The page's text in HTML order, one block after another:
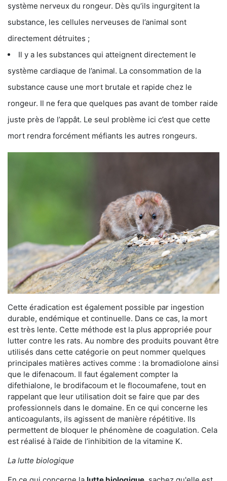
système nerveux du rongeur. Dès qu’ils ingurgitent la
substance, les cellules nerveuses de l’animal sont
directement détruites ;
Il y a les substances qui atteignent directement le
système cardiaque de l’animal. La consommation de la
substance cause une mort brutale et rapide chez le
rongeur. Il ne fera que quelques pas avant de tomber raide
juste près de l’appât. Le seul problème ici c’est que cette
mort rendra forcément méfiants les autres rongeurs.
Cette éradication est également possible par ingestion
durable, endémique et continuelle. Dans ce cas, la mort
est très lente. Cette méthode est la plus appropriée pour
lutter contre les rats. Au nombre des produits pouvant être
utilisés dans cette catégorie on peut nommer quelques
principales matières actives comme : la bromadiolone ainsi
que le difenacoum. Il faut également compter la
difethialone, le brodifacoum et le flocoumafene, tout en
rappelant que leur utilisation doit se faire que par des
professionnels dans le domaine. En ce qui concerne les
anticoagulants, ils agissent de manière répétitive. Ils
permettent de bloquer le phénomène de coagulation. Cela
est réalisé à l’aide de l’inhibition de la vitamine K.
La lutte biologique